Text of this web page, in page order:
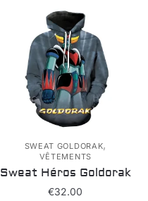
variations.
Les
options
peuvent
être
choisies
sur
la
page
du
produit
SWEAT GOLDORAK,
VÊTEMENTS
Sweat Héros Goldorak
€32.00